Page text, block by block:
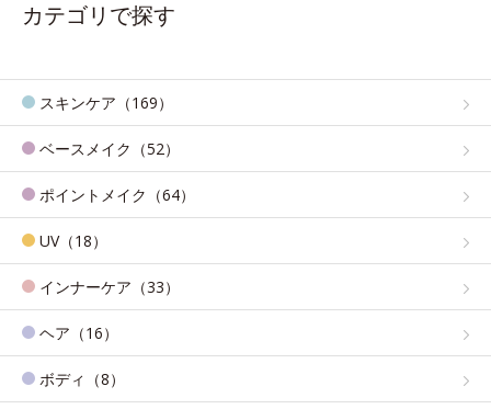
カテゴリで探す
スキンケア（169）
ベースメイク（52）
ポイントメイク（64）
UV（18）
インナーケア（33）
ヘア（16）
ボディ（8）